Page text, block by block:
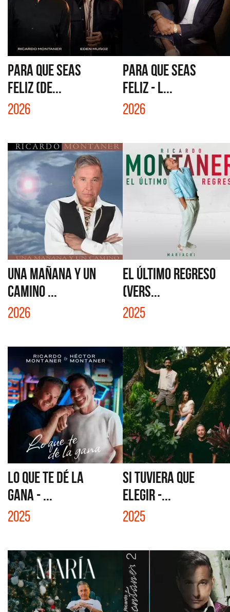
PARA QUE SEAS
FELIZ (DE...
2026
PARA QUE SEAS
FELIZ - L...
2026
UNA MAÑANA Y UN
CAMINO ...
2026
EL ÚLTIMO REGRESO
(VERS...
2025
LO QUE TE DÉ LA
GANA - ...
2025
SI TUVIERA QUE
ELEGIR -...
2025